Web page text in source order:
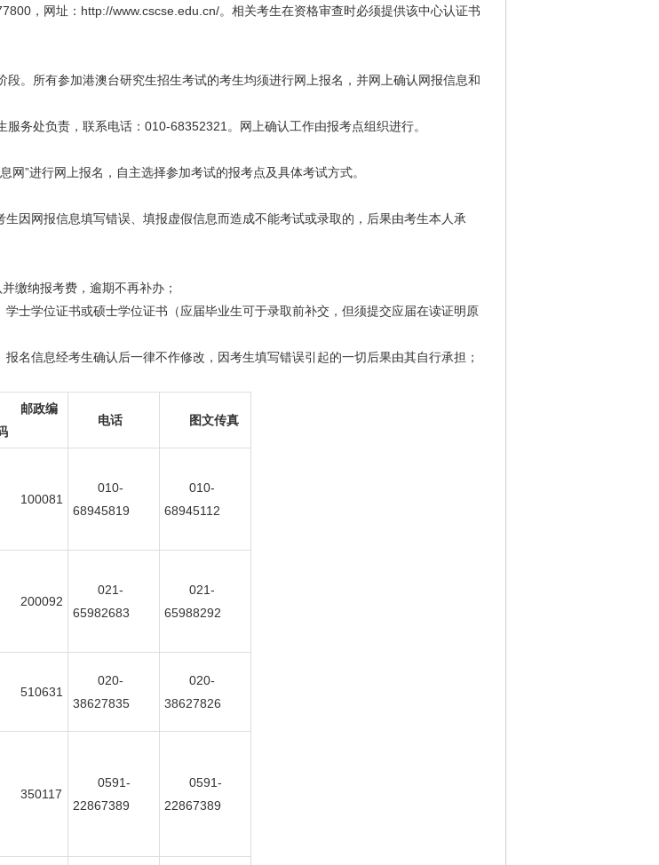
，网址：http://www.cscse.edu.cn/。相关考生在资格审查时必须提供该中心认证书
。所有参加港澳台研究生招生考试的考生均须进行网上报名，并网上确认网报信息和
务处负责，联系电话：010-68352321。网上确认工作由报考点组织进行。
”进行网上报名，自主选择参加考试的报考点及具体考试方式。
因网报信息填写错误、填报虚假信息而造成不能考试或录取的，后果由考生本人承
缴纳报考费，逾期不再补办；
士学位证书或硕士学位证书（应届毕业生可于录取前补交，但须提交应届在读证明原
名信息经考生确认后一律不作修改，因考生填写错误引起的一切后果由其自行承担；
邮政编
电话 图文传真
100081
010-
68945819
010-
68945112
200092
021-
65982683
021-
65988292
510631
020-
38627835
020-
38627826
350117
0591-
22867389
0591-
22867389